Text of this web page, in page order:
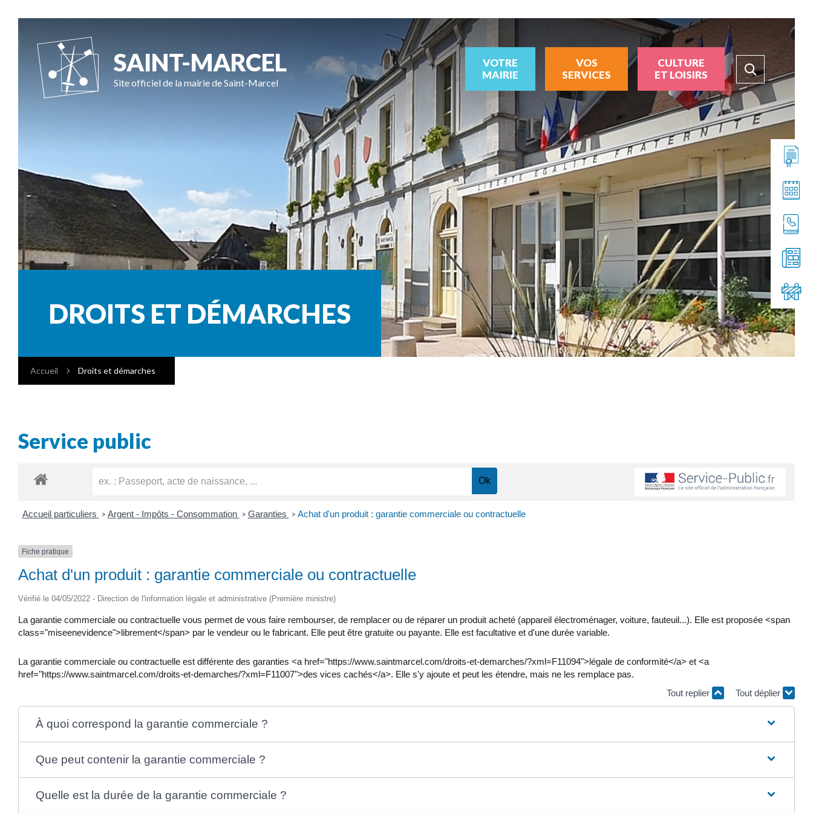
SAINT-MARCEL
Site officiel de la mairie de Saint-Marcel
VOTRE
MAIRIE
VOS
SERVICES
CULTURE
ET LOISIRS
DROITS ET DÉMARCHES
Accueil Droits et démarches
Service public
Accueil particuliers > Argent - Impôts - Consommation > Garanties > Achat d'un produit : garantie commerciale ou contractuelle
Fiche pratique
Achat d'un produit : garantie commerciale ou contractuelle
Vérifié le 04/05/2022 - Direction de l'information légale et administrative (Première ministre)
La garantie commerciale ou contractuelle vous permet de vous faire rembourser, de remplacer ou de réparer un produit acheté (appareil électroménager, voiture, fauteuil...). Elle est proposée <span
class="miseenevidence">librement</span> par le vendeur ou le fabricant. Elle peut être gratuite ou payante. Elle est facultative et d'une durée variable.
La garantie commerciale ou contractuelle est différente des garanties <a href="https://www.saintmarcel.com/droits-et-demarches/?xml=F11094">légale de conformité</a> et <a
href="https://www.saintmarcel.com/droits-et-demarches/?xml=F11007">des vices cachés</a>. Elle s'y ajoute et peut les étendre, mais ne les remplace pas.
Tout replier
Tout déplier
À quoi correspond la garantie commerciale ?
Que peut contenir la garantie commerciale ?
Quelle est la durée de la garantie commerciale ?